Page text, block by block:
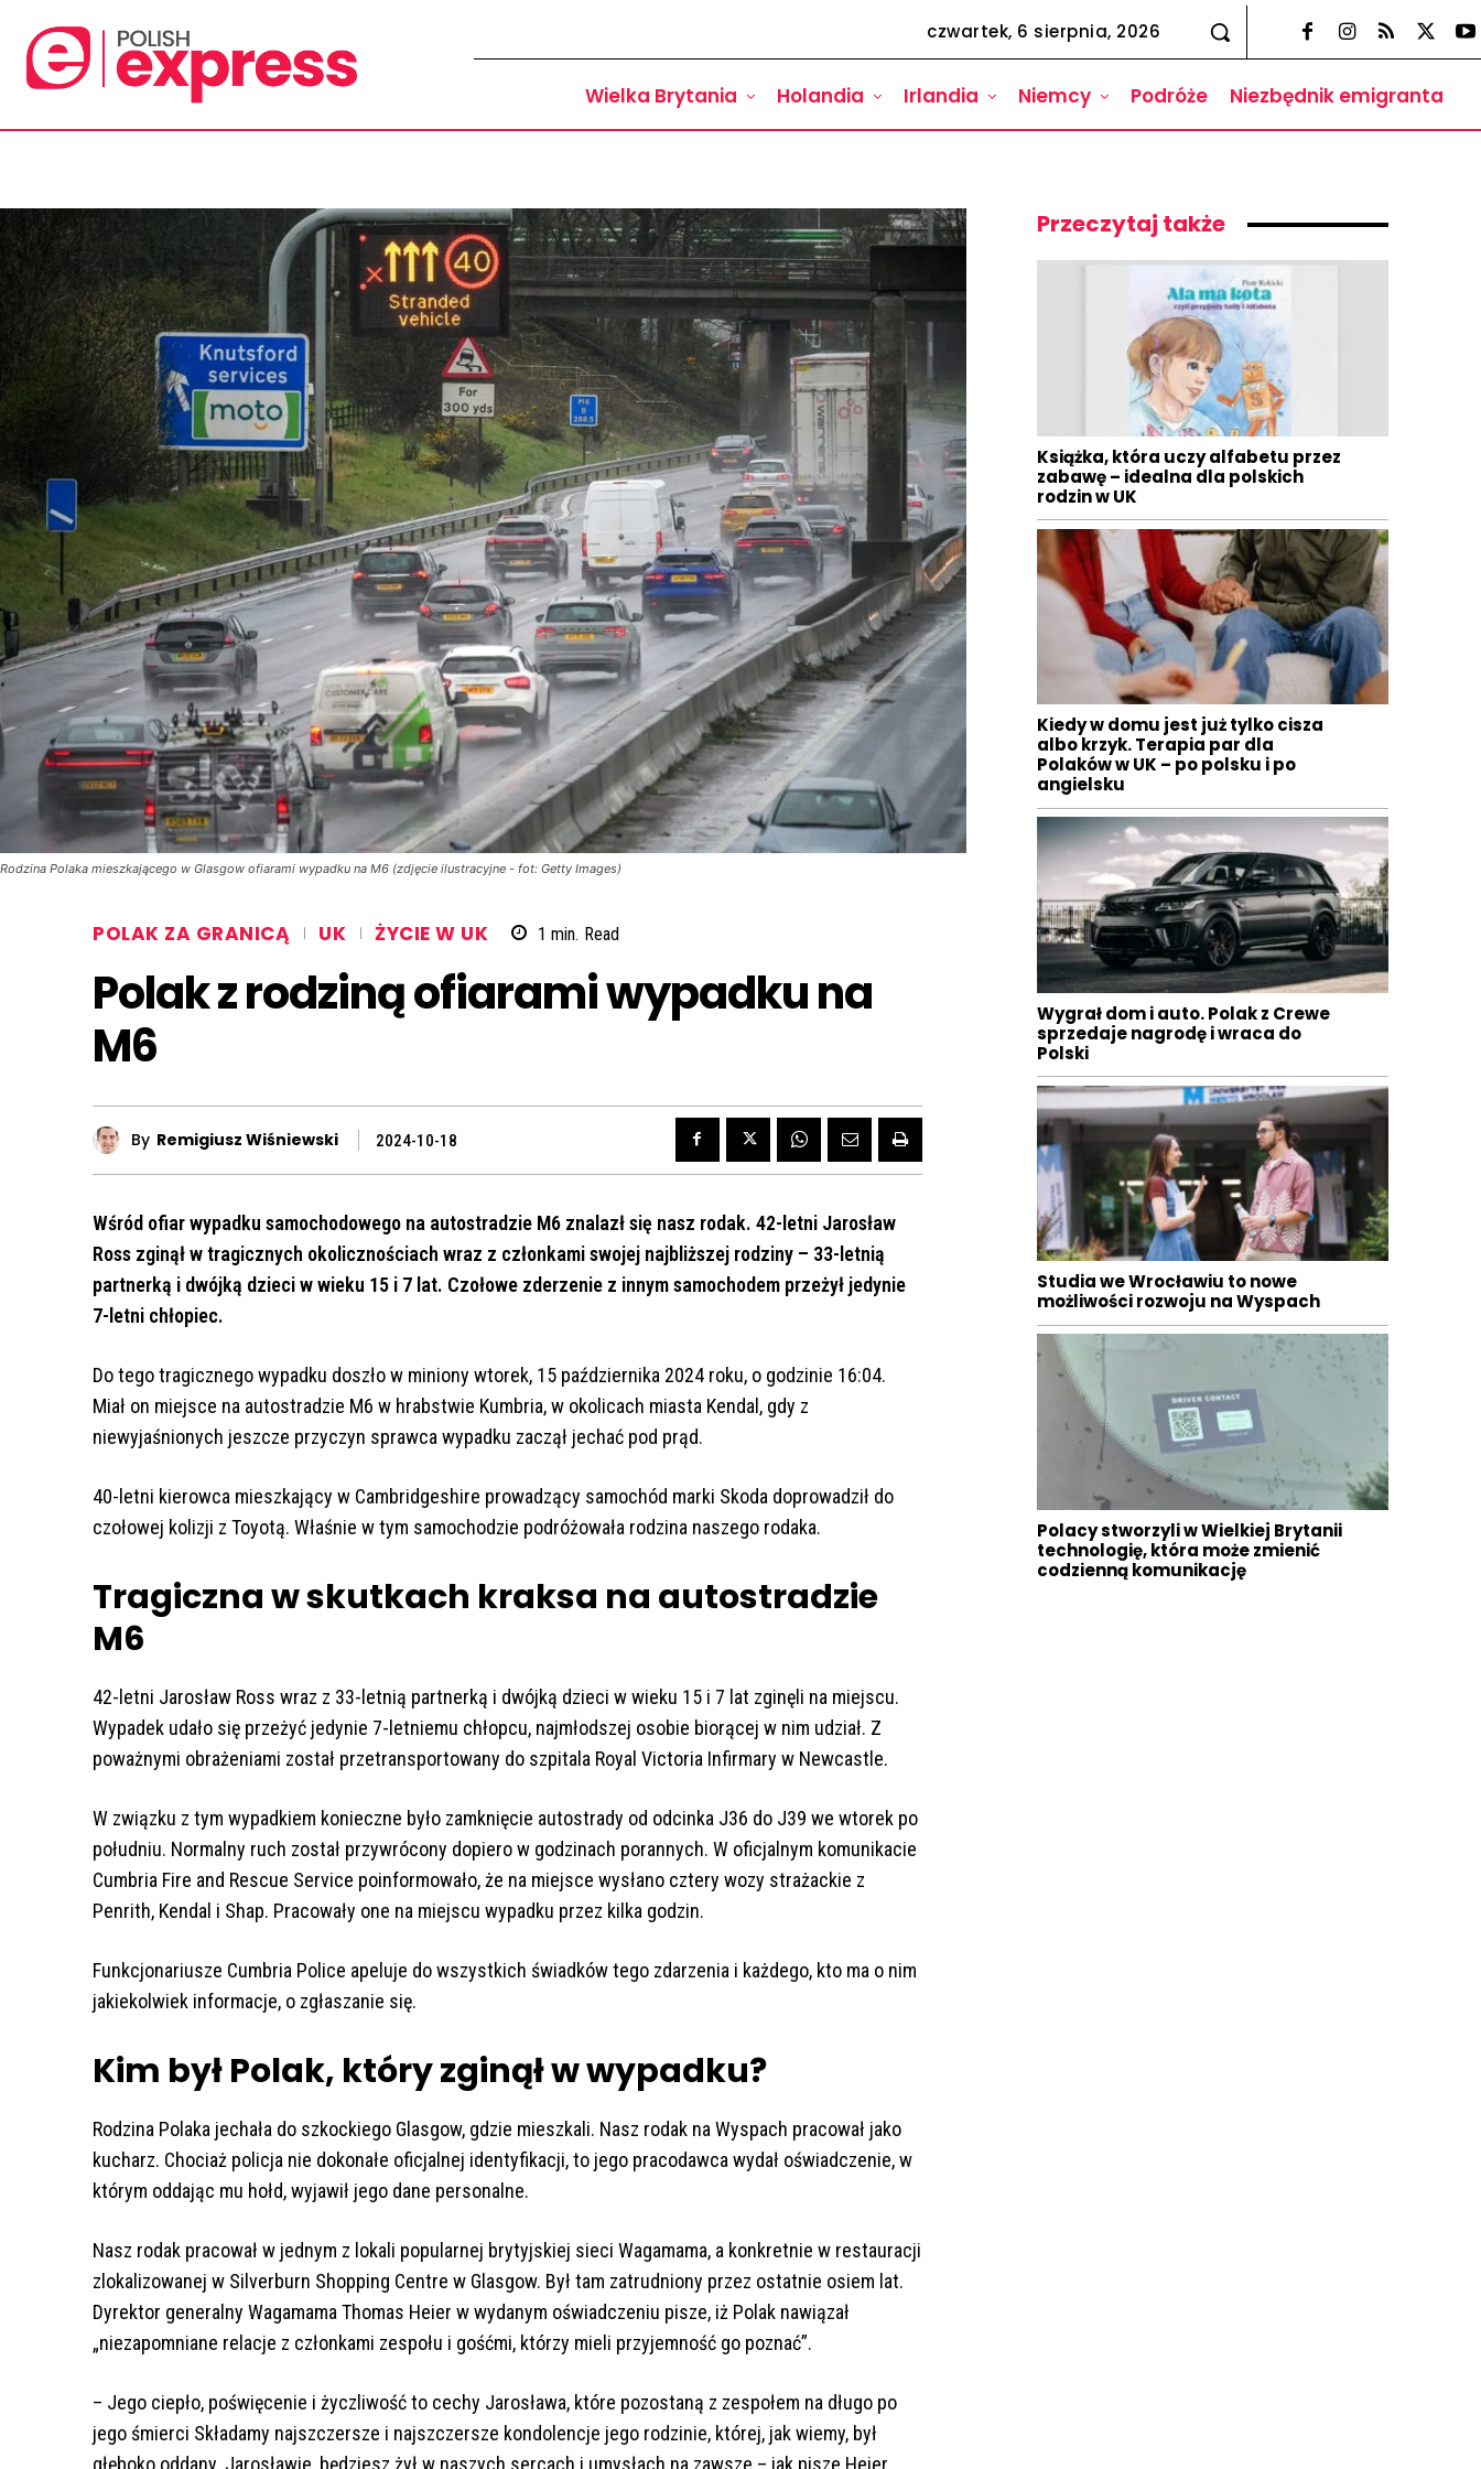
czwartek, 6 sierpnia, 2026
Wielka Brytania Holandia Irlandia Niemcy Podróże Niezbędnik emigranta
Rodzina Polaka mieszkającego w Glasgow ofiarami wypadku na M6 (zdjęcie ilustracyjne - fot: Getty Images)
POLAK ZA GRANICĄ UK ŻYCIE W UK 1 min. Read
Polak z rodziną ofiarami wypadku na
M6
By Remigiusz Wiśniewski 2024-10-18
Wśród ofiar wypadku samochodowego na autostradzie M6 znalazł się nasz rodak. 42-letni Jarosław
Ross zginął w tragicznych okolicznościach wraz z członkami swojej najbliższej rodziny – 33-letnią
partnerką i dwójką dzieci w wieku 15 i 7 lat. Czołowe zderzenie z innym samochodem przeżył jedynie
7-letni chłopiec.
Do tego tragicznego wypadku doszło w miniony wtorek, 15 października 2024 roku, o godzinie 16:04.
Miał on miejsce na autostradzie M6 w hrabstwie Kumbria, w okolicach miasta Kendal, gdy z
niewyjaśnionych jeszcze przyczyn sprawca wypadku zaczął jechać pod prąd.
40-letni kierowca mieszkający w Cambridgeshire prowadzący samochód marki Skoda doprowadził do
czołowej kolizji z Toyotą. Właśnie w tym samochodzie podróżowała rodzina naszego rodaka.
Tragiczna w skutkach kraksa na autostradzie
M6
42-letni Jarosław Ross wraz z 33-letnią partnerką i dwójką dzieci w wieku 15 i 7 lat zginęli na miejscu.
Wypadek udało się przeżyć jedynie 7-letniemu chłopcu, najmłodszej osobie biorącej w nim udział. Z
poważnymi obrażeniami został przetransportowany do szpitala Royal Victoria Infirmary w Newcastle.
W związku z tym wypadkiem konieczne było zamknięcie autostrady od odcinka J36 do J39 we wtorek po
południu. Normalny ruch został przywrócony dopiero w godzinach porannych. W oficjalnym komunikacie
Cumbria Fire and Rescue Service poinformowało, że ​​na miejsce wysłano cztery wozy strażackie z
Penrith, Kendal i Shap. Pracowały one na miejscu wypadku przez kilka godzin.
Funkcjonariusze Cumbria Police apeluje do wszystkich świadków tego zdarzenia i każdego, kto ma o nim
jakiekolwiek informacje, o zgłaszanie się.
Kim był Polak, który zginął w wypadku?
Rodzina Polaka jechała do szkockiego Glasgow, gdzie mieszkali. Nasz rodak na Wyspach pracował jako
kucharz. Chociaż policja nie dokonałe oficjalnej identyfikacji, to jego pracodawca wydał oświadczenie, w
którym oddając mu hołd, wyjawił jego dane personalne.
Nasz rodak pracował w jednym z lokali popularnej brytyjskiej sieci Wagamama, a konkretnie w restauracji
zlokalizowanej w Silverburn Shopping Centre w Glasgow. Był tam zatrudniony przez ostatnie osiem lat.
Dyrektor generalny Wagamama Thomas Heier w wydanym oświadczeniu pisze, iż Polak nawiązał
„niezapomniane relacje z członkami zespołu i gośćmi, którzy mieli przyjemność go poznać”.
– Jego ciepło, poświęcenie i życzliwość to cechy Jarosława, które pozostaną z zespołem na długo po
jego śmierci Składamy najszczersze i najszczersze kondolencje jego rodzinie, której, jak wiemy, był
głęboko oddany. Jarosławie, będziesz żył w naszych sercach i umysłach na zawsze – jak pisze Heier.
Przeczytaj także
Książka, która uczy alfabetu przez
zabawę – idealna dla polskich
rodzin w UK
Kiedy w domu jest już tylko cisza
albo krzyk. Terapia par dla
Polaków w UK – po polsku i po
angielsku
Wygrał dom i auto. Polak z Crewe
sprzedaje nagrodę i wraca do
Polski
Studia we Wrocławiu to nowe
możliwości rozwoju na Wyspach
Polacy stworzyli w Wielkiej Brytanii
technologię, która może zmienić
codzienną komunikację